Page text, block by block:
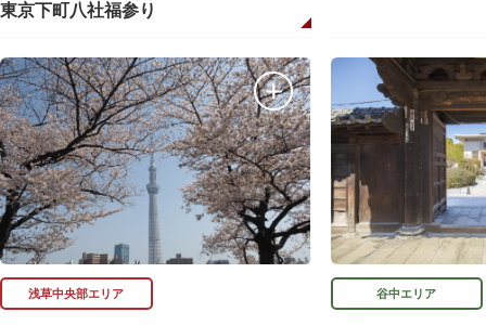
東京下町八社福参り
浅草中央部エリア 谷中エリア